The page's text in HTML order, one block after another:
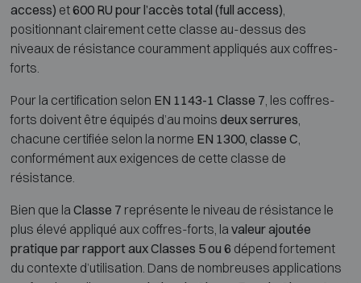
access) et600 RU pour l’accès total (full access)
positionnant clairement cette classe au-dessus des
niveaux de résistance couramment appliqués aux coffres-
forts.
Pour la certification selon EN 1143-1 Classe 7 , les coffres-
forts doivent être équipés d’au moins deux serrures
chacune certifiée selon la norme EN 1300, classe C
conformément aux exigences de cette classe de
résistance.
Bien que la Classe 7 représente le niveau de résistance le
plus élevé appliqué aux coffres-forts, la valeur ajoutée
pratique par rapport aux Classes 5 ou 6 dépend fortement
du contexte d’utilisation. Dans de nombreuses applications